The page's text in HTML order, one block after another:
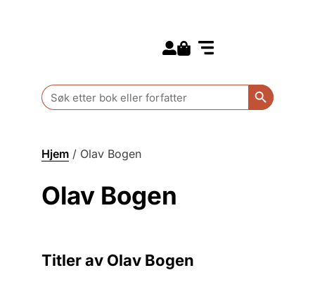
Search
for:
Search
Hjem / Olav Bogen
Olav Bogen
Titler av Olav Bogen